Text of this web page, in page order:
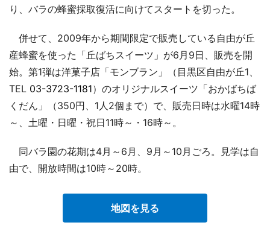
り、バラの蜂蜜採取復活に向けてスタートを切った。
併せて、2009年から期間限定で販売している自由が丘
産蜂蜜を使った「丘ばちスイーツ」が6月9日、販売を開
始。第1弾は洋菓子店「モンブラン」（目黒区自由が丘1、
TEL 03-3723-1181）のオリジナルスイーツ「おかばちば
くだん」（350円、1人2個まで）で、販売日時は水曜14時
～、土曜・日曜・祝日11時～・16時～。
同バラ園の花期は4月～6月、9月～10月ごろ。見学は自
由で、開放時間は10時～20時。
地図を見る